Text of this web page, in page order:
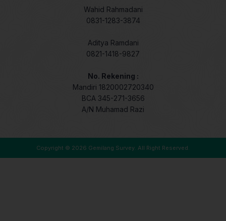
Wahid Rahmadani
0831-1283-3874
Aditya Ramdani
0821-1418-9827
No. Rekening :
Mandiri 1820002720340
BCA 345-271-3656
A/N Muhamad Razi
Copyright © 2026 Gemilang Survey. All Right Reserved.